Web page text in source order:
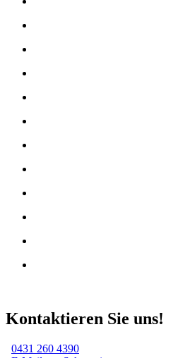
Kontaktieren Sie uns!
0431 260 4390